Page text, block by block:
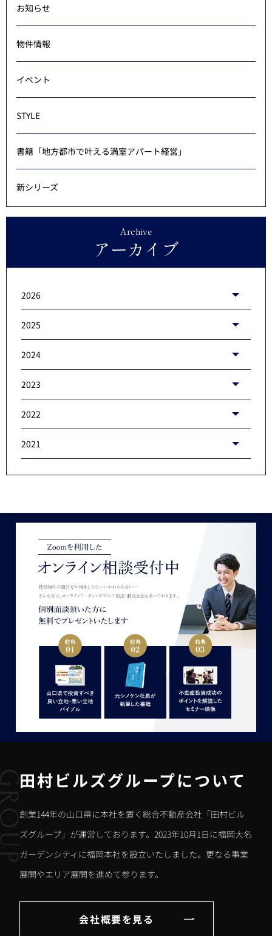
お知らせ
物件情報
イベント
STYLE
書籍「地方都市で叶える満室アパート経営」
新シリーズ
Archive
アーカイブ
2026
2025
2024
2023
2022
2021
田村ビルズグループについて
創業144年の山口県に本社を置く総合不動産会社「田村ビル
ズグループ」が運営しております。2023年10月1日に福岡大名
ガーデンシティに福岡本社を設立いたしました。更なる事業
展開やエリア展開を進めて参ります。
会社概要を見る